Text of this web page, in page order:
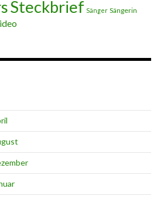
Steckbrief Sänger Sängerin